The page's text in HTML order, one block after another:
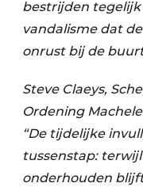
bestrijden
vandalisme dat
onrust bij de
Steve Claeys,
Ordening
“De tijdelijke
tussenstap:
onderhouden